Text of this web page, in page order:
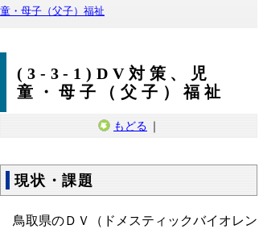
童・母子（父子）福祉
(3-3-1)DV対策、児
童・母子（父子）福祉
もどる ｜
現状・課題
鳥取県のＤＶ（ドメスティックバイオレン